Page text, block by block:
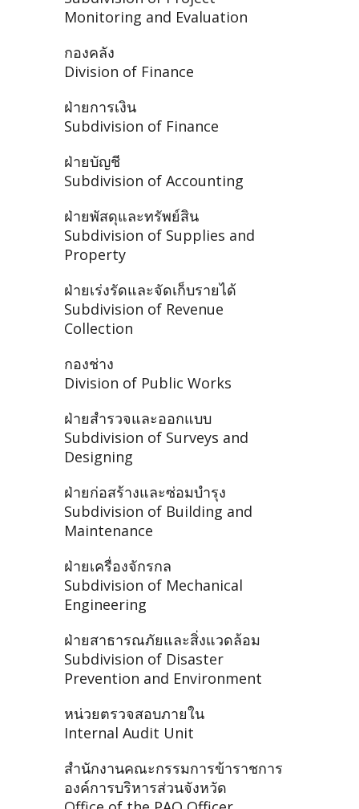
Monitoring and Evaluation
กองคลัง
Division of Finance
ฝ่ายการเงิน
Subdivision of Finance
ฝ่ายบัญชี
Subdivision of Accounting
ฝ่ายพัสดุและทรัพย์สิน
Subdivision of Supplies and
Property
ฝ่ายเร่งรัดและจัดเก็บรายได้
Subdivision of Revenue
Collection
กองช่าง
Division of Public Works
ฝ่ายสำรวจและออกแบบ
Subdivision of Surveys and
Designing
ฝ่ายก่อสร้างและซ่อมบำรุง
Subdivision of Building and
Maintenance
ฝ่ายเครื่องจักรกล
Subdivision of Mechanical
Engineering
ฝ่ายสาธารณภัยและสิ่งแวดล้อม
Subdivision of Disaster
Prevention and Environment
หน่วยตรวจสอบภายใน
Internal Audit Unit
สำนักงานคณะกรรมการข้าราชการ
องค์การบริหารส่วนจังหวัด